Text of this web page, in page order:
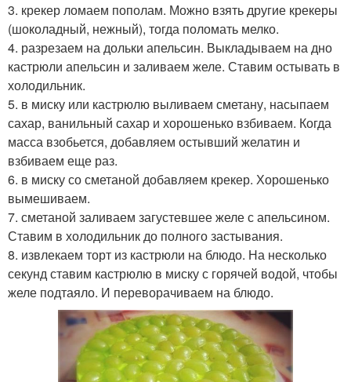
3. крекер ломаем пополам. Можно взять другие крекеры
(шоколадный, нежный), тогда поломать мелко.
4. разрезаем на дольки апельсин. Выкладываем на дно
кастрюли апельсин и заливаем желе. Ставим остывать в
холодильник.
5. в миску или кастрюлю выливаем сметану, насыпаем
сахар, ванильный сахар и хорошенько взбиваем. Когда
масса взобьется, добавляем остывший желатин и
взбиваем еще раз.
6. в миску со сметаной добавляем крекер. Хорошенько
вымешиваем.
7. сметаной заливаем загустевшее желе с апельсином.
Ставим в холодильник до полного застывания.
8. извлекаем торт из кастрюли на блюдо. На несколько
секунд ставим кастрюлю в миску с горячей водой, чтобы
желе подтаяло. И переворачиваем на блюдо.